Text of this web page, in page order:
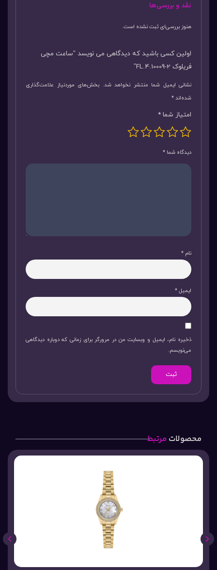
نقد و بررسی‌ها
هنوز بررسی‌ای ثبت نشده است.
اولین کسی باشید که دیدگاهی می نویسد “ساعت مچی
فریلوک FL.4.10009-2”
نشانی ایمیل شما منتشر نخواهد شد. بخش‌های موردنیاز علامت‌گذاری
شده‌اند*
امتیاز شما *
دیدگاه شما *
نام *
ایمیل*
ذخیره نام، ایمیل و وبسایت من در مرورگر برای زمانی که دوباره دیدگاهی
می‌نویسم.
محصولات مرتبط